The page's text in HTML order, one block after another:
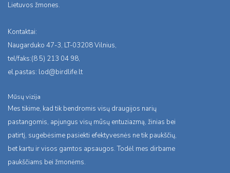
Lietuvos žmones.
Kontaktai:
Naugarduko 47-3, LT-03208 Vilnius,
tel/faks:(8 5) 213 04 98,
el.pastas: lod@birdlife.lt
Mūsų vizija
Mes tikime, kad tik bendromis visų draugijos narių
pastangomis, apjungus visų mūsų entuziazmą, žinias bei
patirtį, sugebėsime pasiekti efektyvesnės ne tik paukščių,
bet kartu ir visos gamtos apsaugos. Todėl mes dirbame
paukščiams bei žmonėms.